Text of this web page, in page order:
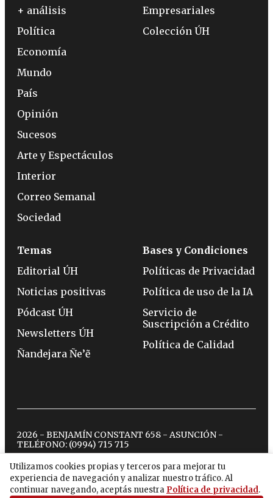
Utilizamos cookies propias y terceros para mejorar tu
experiencia de navegación y analizar nuestro tráfico. Al
continuar navegando, aceptás nuestra Política de privacidad.
+ análisis
Política
Economía
Mundo
País
Opinión
Sucesos
Arte y Espectáculos
Interior
Correo Semanal
Sociedad
Empresariales
Colección ÚH
Temas
Editorial ÚH
Noticias positivas
Pódcast ÚH
Newsletters ÚH
Ñandejara Ñe’ẽ
Bases y Condiciones
Políticas de Privacidad
Política de uso de la IA
Servicio de
Suscripción a Crédito
Política de Calidad
2026 - BENJAMÍN CONSTANT 658 - ASUNCIÓN -
TELÉFONO: (0994) 715 715
twitterinstagram
facebook
tiktokyoutubespotify